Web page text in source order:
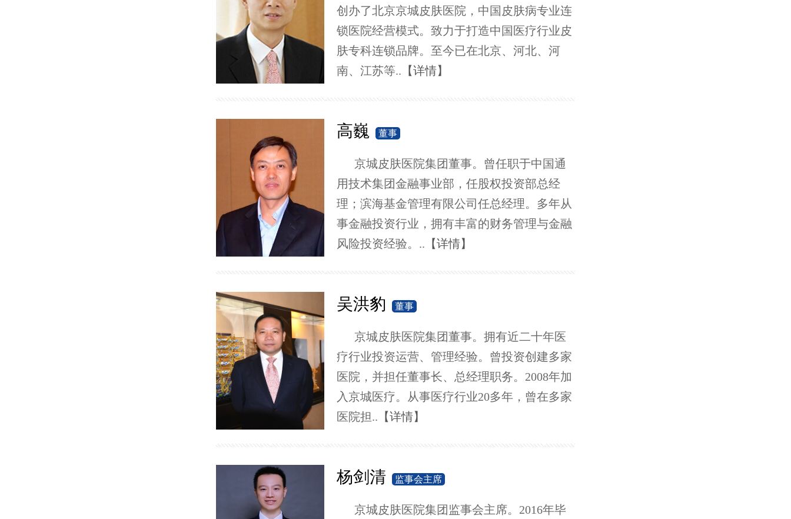
创办了北京京城皮肤医院，中国皮肤病专业连
锁医院经营模式。致力于打造中国医疗行业皮
肤专科连锁品牌。至今已在北京、河北、河
南、江苏等.. 【详情】
高巍 董事
京城皮肤医院集团董事。曾任职于中国通
用技术集团金融事业部，任股权投资部总经
理；滨海基金管理有限公司任总经理。多年从
事金融投资行业，拥有丰富的财务管理与金融
风险投资经验。.. 【详情】
吴洪豹 董事
京城皮肤医院集团董事。拥有近二十年医
疗行业投资运营、管理经验。曾投资创建多家
医院，并担任董事长、总经理职务。2008年加
入京城医疗。从事医疗行业20多年，曾在多家
医院担.. 【详情】
杨剑清 监事会主席
京城皮肤医院集团监事会主席。2016年毕